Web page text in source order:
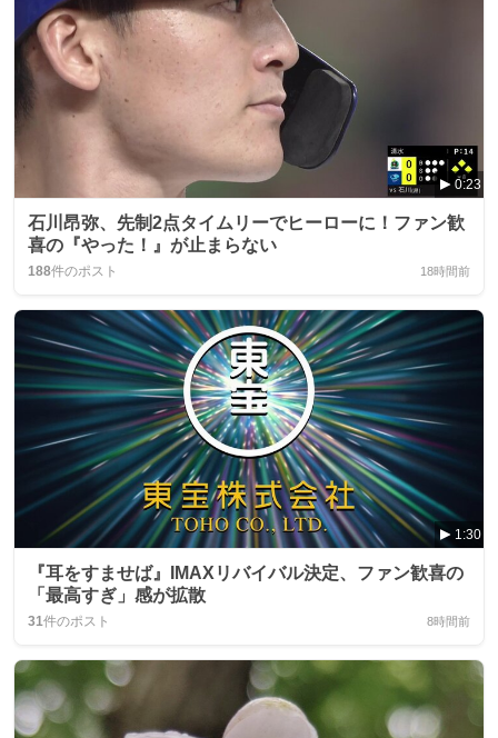
0:23
石川昂弥、先制2点タイムリーでヒーローに！ファン歓
喜の『やった！』が止まらない
188件のポスト 18時間前
1:30
『耳をすませば』IMAXリバイバル決定、ファン歓喜の
「最高すぎ」感が拡散
31件のポスト 8時間前